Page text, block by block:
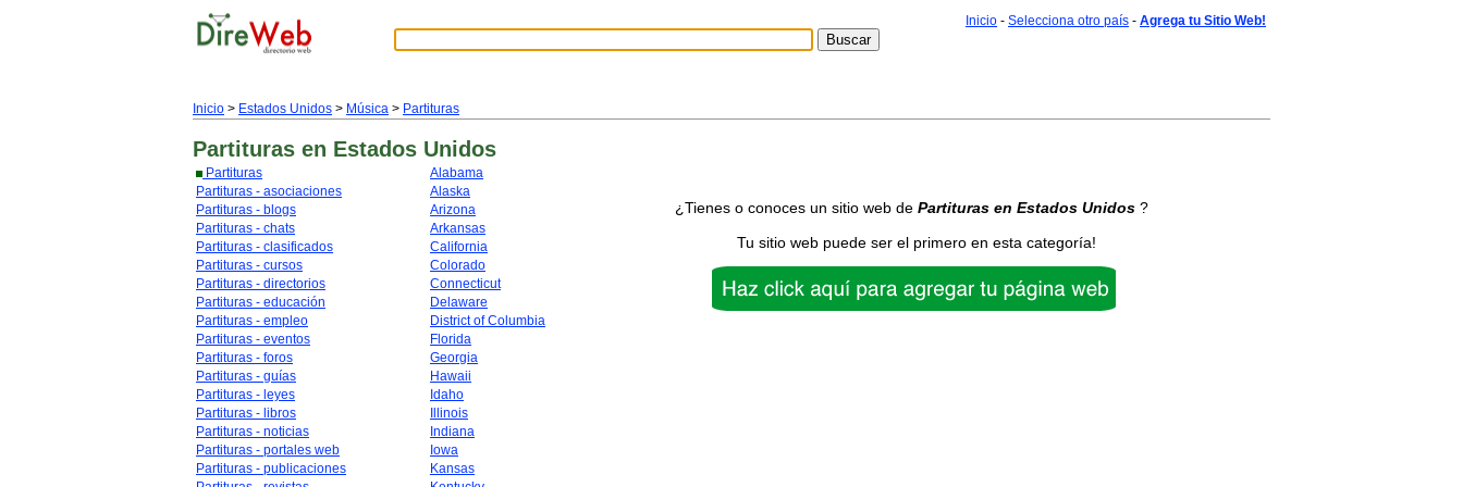
Inicio - Selecciona otro país - Agrega tu Sitio Web!
Inicio > Estados Unidos > Música > Partituras
Partituras en Estados Unidos
Partituras
Partituras - asociaciones
Partituras - blogs
Partituras - chats
Partituras - clasificados
Partituras - cursos
Partituras - directorios
Partituras - educación
Partituras - empleo
Partituras - eventos
Partituras - foros
Partituras - guías
Partituras - leyes
Partituras - libros
Partituras - noticias
Partituras - portales web
Partituras - publicaciones
Alabama
Alaska
Arizona
Arkansas
California
Colorado
Connecticut
Delaware
District of Columbia
Florida
Georgia
Hawaii
Idaho
Illinois
Indiana
Iowa
Kansas
¿Tienes o conoces un sitio web de Partituras en Estados Unidos ?
Tu sitio web puede ser el primero en esta categoría!